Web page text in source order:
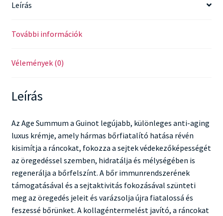
Leírás
További információk
Vélemények (0)
Leírás
Az Age Summum a Guinot legújabb, különleges anti-aging
luxus krémje, amely hármas bőrfiatalító hatása révén
kisimítja a ráncokat, fokozza a sejtek védekezőképességét
az öregedéssel szemben, hidratálja és mélységében is
regenerálja a bőrfelszínt. A bőr immunrendszerének
támogatásával és a sejtaktivitás fokozásával szünteti
meg az öregedés jeleit és varázsolja újra fiatalossá és
feszessé bőrünket. A kollagéntermelést javító, a ráncokat